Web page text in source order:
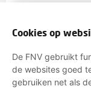
Actueel
Cookies op
De FNV gebruikt
de websites goed
gebruiken net als